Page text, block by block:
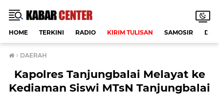
HOME TERKINI RADIO KIRIM TULISAN SAMOSIR
› DAERAH
Kapolres Tanjungbalai Melayat ke
Kediaman Siswi MTsN Tanjungbalai